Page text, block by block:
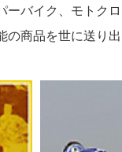
ーバイク、モトク
商品を世に送り出